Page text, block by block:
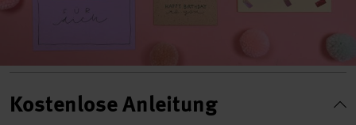
Kostenlose Anleitung